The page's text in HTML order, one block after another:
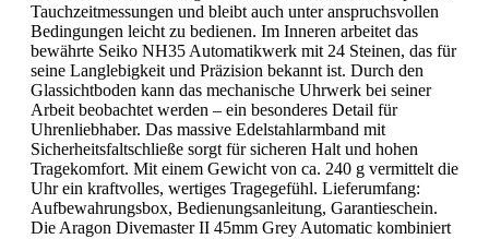
Tauchzeitmessungen und bleibt auch unter anspruchsvollen
Bedingungen leicht zu bedienen. Im Inneren arbeitet das
bewährte Seiko NH35 Automatikwerk mit 24 Steinen, das für
seine Langlebigkeit und Präzision bekannt ist. Durch den
Glassichtboden kann das mechanische Uhrwerk bei seiner
Arbeit beobachtet werden – ein besonderes Detail für
Uhrenliebhaber. Das massive Edelstahlarmband mit
Sicherheitsfaltschließe sorgt für sicheren Halt und hohen
Tragekomfort. Mit einem Gewicht von ca. 240 g vermittelt die
Uhr ein kraftvolles, wertiges Tragegefühl. Lieferumfang:
Aufbewahrungsbox, Bedienungsanleitung, Garantieschein.
Die Aragon Divemaster II 45mm Grey Automatic kombiniert